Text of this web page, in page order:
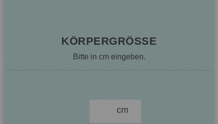
KÖRPERGRÖSSE
Bitte in cm eingeben.
cm